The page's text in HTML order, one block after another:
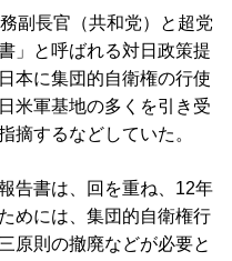
副長官（共和党）と超党
」と呼ばれる対日政策提
本に集団的自衛権の行使
米軍基地の多くを引き受
摘するなどしていた。
告書は、回を重ね、12年
めには、集団的自衛権行
原則の撤廃などが必要と